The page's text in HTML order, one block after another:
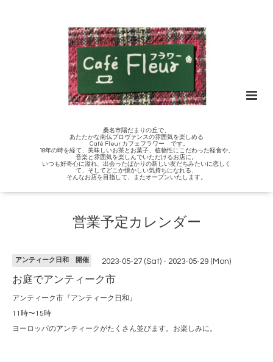
桑名市陽だまりの丘で、
あたたかな南仏プロヴァンスの雰囲気を楽しめる
Café Fleur カフェフラワー です。
18年の時を経て、美味しいお茶とお菓子、植物性にこだわった軽食や、
音楽と雰囲気を楽しんでいただけるお店に。
いつも好奇心に溢れ、出会ったばかりの新しい友だちみたいに恋しく
て、そしてどこか懐かしい気持ちになれる、
そんなお店を目指して、またオープンいたします。
営業予定カレンダー
アンティーク日和 開催 2023-05-27 (Sat) - 2023-05-29 (Mon)
お庭でアンティーク市
アンティーク市『アンティーク日和』
11時〜15時
ヨーロッパのアンティークがたくさん並びます。お楽しみに。